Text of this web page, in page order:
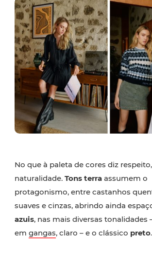
No que à paleta de cores diz
naturalidade. Tons terra assumem o
protagonismo, entre castanhos
suaves e cinzas, abrindo ainda
azuis, nas mais diversas tonalidades
em gangas, claro – e o clássico preto.